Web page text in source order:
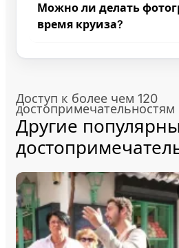
Можно ли делать
время круиза?
Доступ к более чем 120
достопримечательностям
Другие